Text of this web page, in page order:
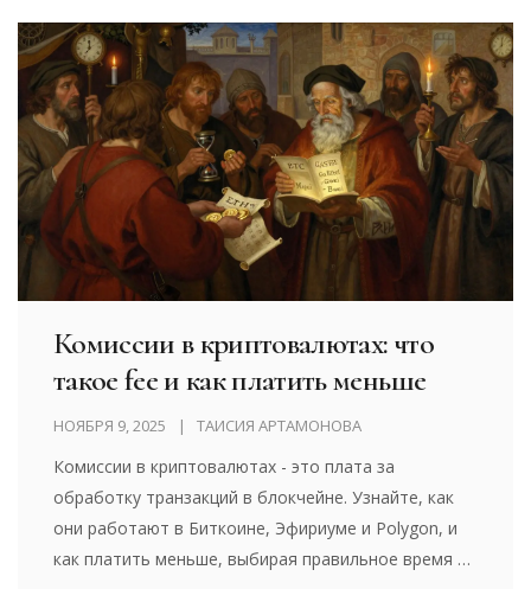
Комиссии в криптовалютах: что
такое fee и как платить меньше
НОЯБРЯ 9, 2025 ТАИСИЯ АРТАМОНОВА
Комиссии в криптовалютах - это плата за
обработку транзакций в блокчейне. Узнайте, как
они работают в Биткоине, Эфириуме и Polygon, и
как платить меньше, выбирая правильное время и